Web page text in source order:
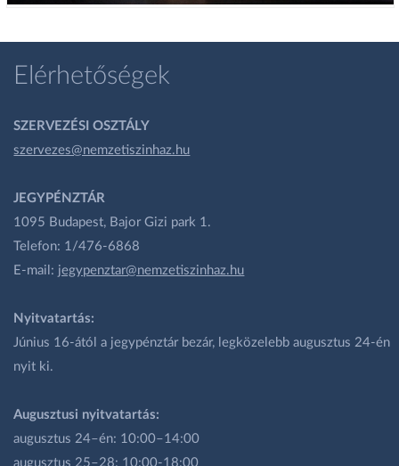
Elérhetőségek
SZERVEZÉSI OSZTÁLY
szervezes@nemzetiszinhaz.hu
JEGYPÉNZTÁR
1095 Budapest, Bajor Gizi park 1.
Telefon: 1/476-6868
E-mail: jegypenztar@nemzetiszinhaz.hu
Nyitvatartás:
Június 16-ától a jegypénztár bezár, legközelebb augusztus 24-én
nyit ki.
Augusztusi nyitvatartás:
augusztus 24–én: 10:00–14:00
augusztus 25–28: 10:00-18:00